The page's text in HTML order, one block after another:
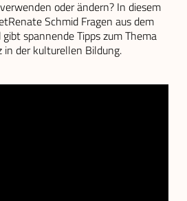
oder ändern? In diesem
Schmid Fragen aus dem
spannende Tipps zum Thema
in der kulturellen Bildung.